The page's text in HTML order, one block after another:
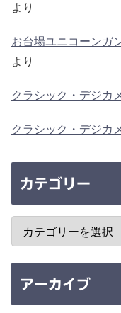
より
お台場ユニコーンガ
より
クラシック・デジカ
クラシック・デジカ
カテゴリー
アーカイブ